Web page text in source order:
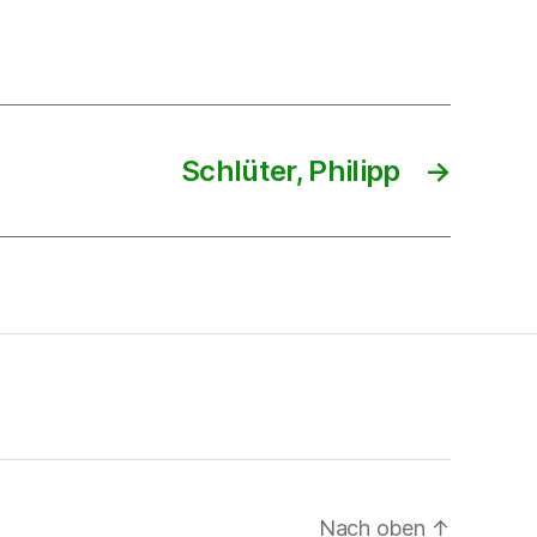
→
Schlüter, Philipp
Nach oben ↑